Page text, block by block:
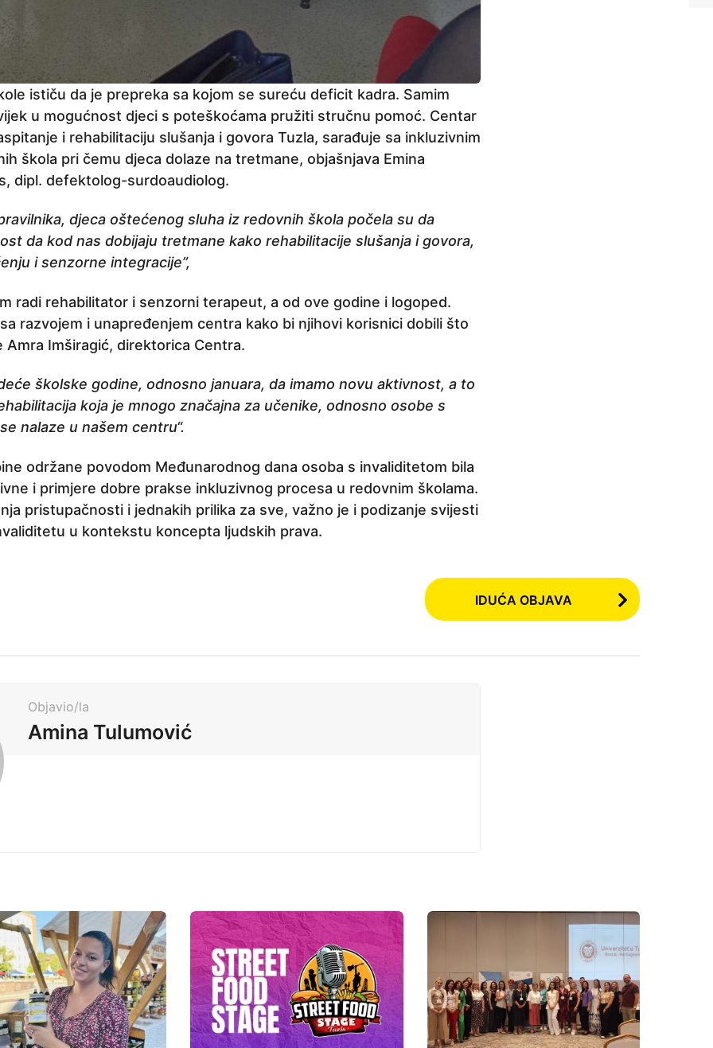
ističu da je prepreka sa kojom se sureću deficit kadra. Samim
u mogućnost djeci s poteškoćama pružiti stručnu pomoć. Centar
i rehabilitaciju slušanja i govora Tuzla, sarađuje sa inkluzivnim
škola pri čemu djeca dolaze na tretmane, objašnjava Emina
dipl. defektolog-surdoaudiolog.
djeca oštećenog sluha iz redovnih škola počela su da
da kod nas dobijaju tretmane kako rehabilitacije slušanja i govora,
i senzorne integracije”,
radi rehabilitator i senzorni terapeut, a od ove godine i logoped.
razvojem i unapređenjem centra kako bi njihovi korisnici dobili što
Amra Imširagić, direktorica Centra.
školske godine, odnosno januara, da imamo novu aktivnost, a to
koja je mnogo značajna za učenike, odnosno osobe s
nalaze u našem centru“.
održane povodom Međunarodnog dana osoba s invaliditetom bila
i primjere dobre prakse inkluzivnog procesa u redovnim školama.
pristupačnosti i jednakih prilika za sve, važno je i podizanje svijesti
u kontekstu koncepta ljudskih prava.
IDUĆA OBJAVA
Objavio/la
Amina Tulumović